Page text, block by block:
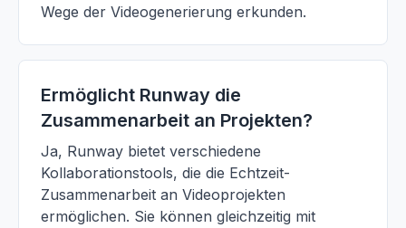
Wege der Videogenerierung erkunden.
Ermöglicht Runway die
Zusammenarbeit an Projekten?
Ja, Runway bietet verschiedene
Kollaborationstools, die die Echtzeit-
Zusammenarbeit an Videoprojekten
ermöglichen. Sie können gleichzeitig mit